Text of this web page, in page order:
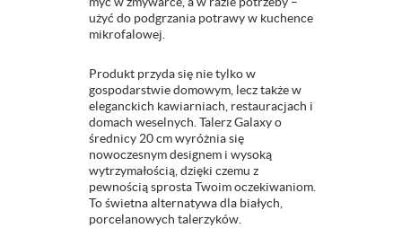
użyć do podgrzania potrawy w kuchence
mikrofalowej.
Produkt przyda się nie tylko w
gospodarstwie domowym, lecz także w
eleganckich kawiarniach, restauracjach i
domach weselnych. Talerz Galaxy o
średnicy 20 cm wyróżnia się
nowoczesnym designem i wysoką
wytrzymałością, dzięki czemu z
pewnością sprosta Twoim oczekiwaniom.
To świetna alternatywa dla białych,
porcelanowych talerzyków.